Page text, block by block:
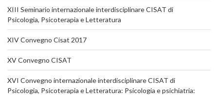
XIII Seminario internazionale interdisciplinare CISAT di
Psicologia, Psicoterapia e Letteratura
XIV Convegno Cisat 2017
XV Convegno CISAT
XVI Convegno internazionale interdisciplinare CISAT di
Psicologia, Psicoterapia e Letteratura: Psicologia e psichiatria: